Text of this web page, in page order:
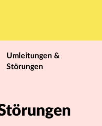
Umleitungen &
Störungen